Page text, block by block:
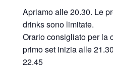
Apriamo alle 20.30. Le
drinks sono limitate.
Orario consigliato per la
primo set inizia alle
22.45